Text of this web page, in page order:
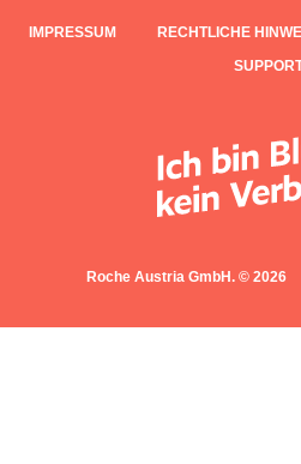
IMPRESSUM RECHTLICHE
Roche Austria GmbH. © 2026